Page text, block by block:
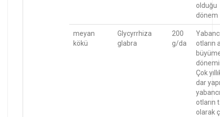
olduğu
dönem
meyan
kökü
Glycyrrhiza
glabra
200
g/da
otların
Çok
dar
yabancı
otların
olarak